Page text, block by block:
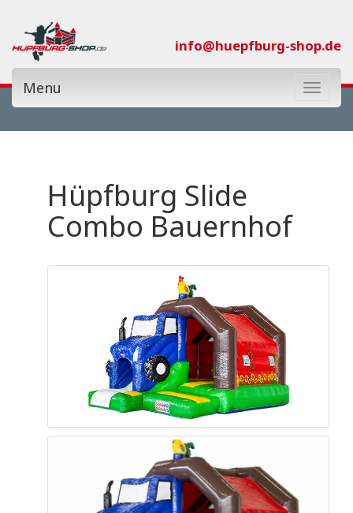
info@huepfburg-shop.de
Menu
Toggle
Themenwelt:
6.625 13.250 19.875
Suche starten
Hüpfburg Slide
Combo Bauernhof